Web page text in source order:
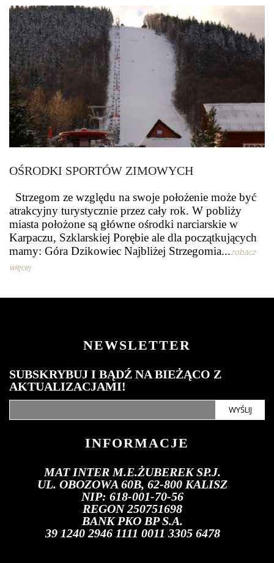
OŚRODKI SPORTÓW ZIMOWYCH
Strzegom ze względu na swoje położenie może być
atrakcyjny turystycznie przez cały rok. W pobliży
miasta położone są główne ośrodki narciarskie w
Karpaczu, Szklarskiej Porębie ale dla początkujących
mamy: Góra Dzikowiec Najbliżej Strzegomia...zobacz
więcej
NEWSLETTER
SUBSKRYBUJ I BĄDŹ NA BIEŻĄCO Z
AKTUALIZACJAMI!
WYŚLIJ
INFORMACJE
MAT INTER M.E.ŻUBEREK SP.J.
UL. OBOZOWA 60B, 62-800 KALISZ
NIP: 618-001-70-56
REGON 250751698
BANK PKO BP S.A.
39 1240 2946 1111 0011 3305 6478